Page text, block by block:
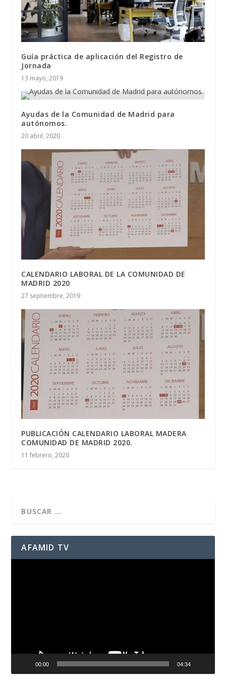
Guía práctica de aplicación del Registro de
Jornada
13 mayo, 2019
Ayudas de la Comunidad de Madrid para
autónomos.
20 abril, 2020
CALENDARIO LABORAL DE LA COMUNIDAD DE
MADRID 2020
27 septiembre, 2019
PUBLICACIÓN CALENDARIO LABORAL MADERA
COMUNIDAD DE MADRID 2020.
11 febrero, 2020
AFAMID TV
00:00 04:34